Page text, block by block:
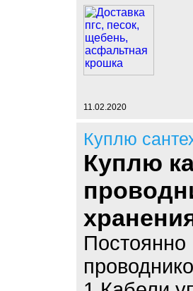
11.02.2020
Куплю
Куплю
Постоянно